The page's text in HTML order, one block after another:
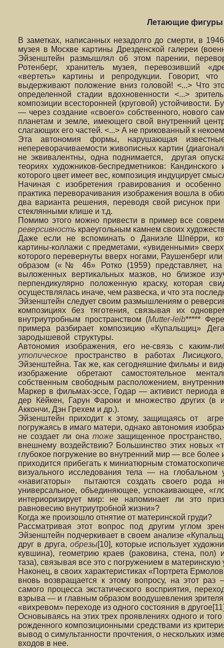
Летающие фигуры
В заметках, написанных незадолго до смерти, в
музея в Москве картины Дрезденской галереи
Эйзенштейн размышлял об этом парении,
Ротенберг, хранитель музея, перевозивший
«вертеть» картины и репродукции. Говорит,
выдерживают положение вниз головой! <...> Что
определенной стадии вдохновенности <...>
композиции всесторонней (круговой) устойчивости.
— через создание «своего» собственного, нового
планетам и земле, имеющего свой внутренний
слагающих его частей. <...> А не прикованный к
Эта автономия формы, нарушающая
непереворачиваемости живописных картин
не эквивалентны, одна поднимается, другая
теориях художников-беспредметников:
которого цвет имеет вес, композиция индуцирует
Начиная с изобретения гравирования и
практика переворачивания изображения вошла в
два варианта решения, переводя свой рисунок
стеклянными клише и т.д.
Помимо этого можно привести в пример все
реверсивность краеугольным камнем своих
Даже если не вспоминать о Даниэле Шпёрри,
картины-коллажи с предметами, «увиденными»
которого перевернуты вверх ногами, Раушенберг
образом («№ 46» Ротко (1959) представляет, на
выложенных вертикальных мазков, но близкое
перпендикулярно положенную краску, которая
осуществлялась иначе, чем развеска, и что эта
Эйзенштейн следует своим размышлениям о
композициях без тяготения, связывая их
внутриутробным пространством (Mutter-leib*****
примера разбирает композицию «Купальщиц»
зародышевой структуры.
Автономия изображения, его не-связь с каким-
утопическое пространство в работах
Эйзенштейна. Так же, как сегодняшние фильмы и
изображение обретают самостоятельное
собственным свободным расположением,
Маркер в фильмах-эссе, Годар — активист периода
дер Кёйкен, Гарун Фароки и множество других
Аккончи, Дэн Грехем и др.).
Эйзенштейн приходит к этому, защищаясь от
погружаясь в имаго матери, однако автономия
не создает ли она тожезащищенное
внешнему воздействию? Большинство этих новых
глубокое погружение во внутренний мир — все более
приходится прибегать к миниатюрным
визуального исследования тела — на глобальном
«навигаторы» пытаются создать своего рода
универсальное, объединяющее, успокаивающее,
интериоризирует мир: не напоминает ли это
равновесию
Когда же произошло отнятие от материнской груди?
Рассматривая этот вопрос под другим углом
Эйзенштейн подчеркивает в своем анализе
друг в друга, обрезы[10], которые использует
кувшина), геометрию краев (раковина, стена, пол)
таза), связывая все это с погружением в материнскую
Наконец, в своих характеристиках «Портрета
вновь возвращается к этому вопросу, на этот раз
самого процесса экстатического восприятия,
взрыва — и главным образом воодушевления
«вихревом» переходе из одного состояния в
Основываясь на этих трех проявлениях одного и
рожденного композиционными средствами из
вывод о симультанности прочтения, о нескольких
входов в нее.